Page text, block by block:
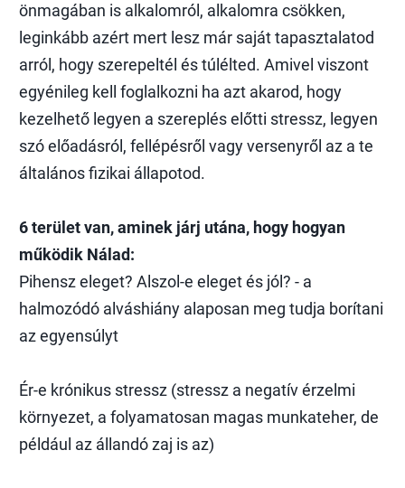
önmagában is alkalomról, alkalomra csökken,
leginkább azért mert lesz már saját tapasztalatod
arról, hogy szerepeltél és túlélted. Amivel viszont
egyénileg kell foglalkozni ha azt akarod, hogy
kezelhető legyen a szereplés előtti stressz, legyen
szó előadásról, fellépésről vagy versenyről az a te
általános fizikai állapotod.
6 terület van, aminek járj utána, hogy hogyan
működik Nálad:
Pihensz eleget? Alszol-e eleget és jól? - a
halmozódó alváshiány alaposan meg tudja borítani
az egyensúlyt
Ér-e krónikus stressz (stressz a negatív érzelmi
környezet, a folyamatosan magas munkateher, de
például az állandó zaj is az)